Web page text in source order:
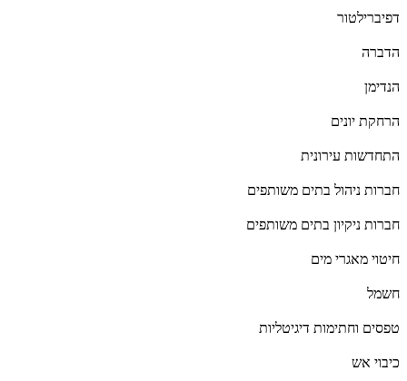
דפיברילטור
הדברה
הנדימן
הרחקת יונים
התחדשות עירונית
חברות ניהול בתים משותפים
חברות ניקיון בתים משותפים
חיטוי מאגרי מים
חשמל
טפסים וחתימות דיגיטליות
כיבוי אש